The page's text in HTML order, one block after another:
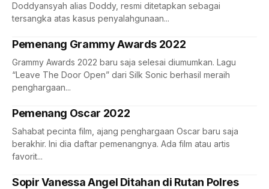
Doddyansyah alias Doddy, resmi ditetapkan sebagai
tersangka atas kasus penyalahgunaan...
Pemenang Grammy Awards 2022
Grammy Awards 2022 baru saja selesai diumumkan. Lagu
“Leave The Door Open” dari Silk Sonic berhasil meraih
penghargaan...
Pemenang Oscar 2022
Sahabat pecinta film, ajang penghargaan Oscar baru saja
berakhir. Ini dia daftar pemenangnya. Ada film atau artis
favorit...
Sopir Vanessa Angel Ditahan di Rutan Polres